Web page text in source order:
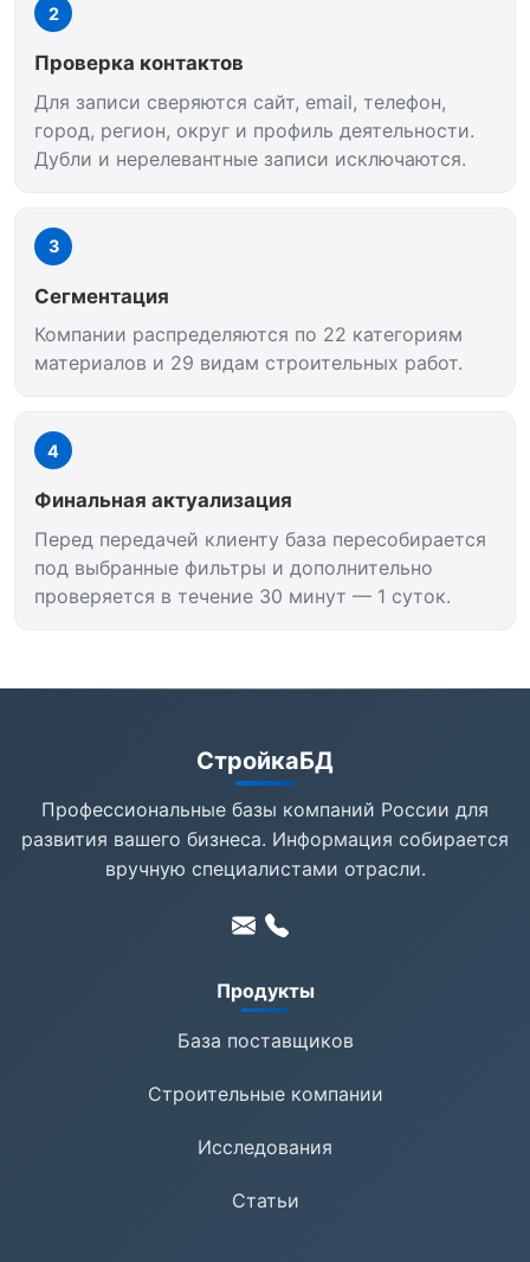
2
Проверка контактов
Для записи сверяются сайт, email, телефон,
город, регион, округ и профиль деятельности.
Дубли и нерелевантные записи исключаются.
3
Сегментация
Компании распределяются по 22 категориям
материалов и 29 видам строительных работ.
4
Финальная актуализация
Перед передачей клиенту база пересобирается
под выбранные фильтры и дополнительно
проверяется в течение 30 минут — 1 суток.
СтройкаБД
Профессиональные базы компаний России для
развития вашего бизнеса. Информация собирается
вручную специалистами отрасли.
Продукты
База поставщиков
Строительные компании
Исследования
Статьи